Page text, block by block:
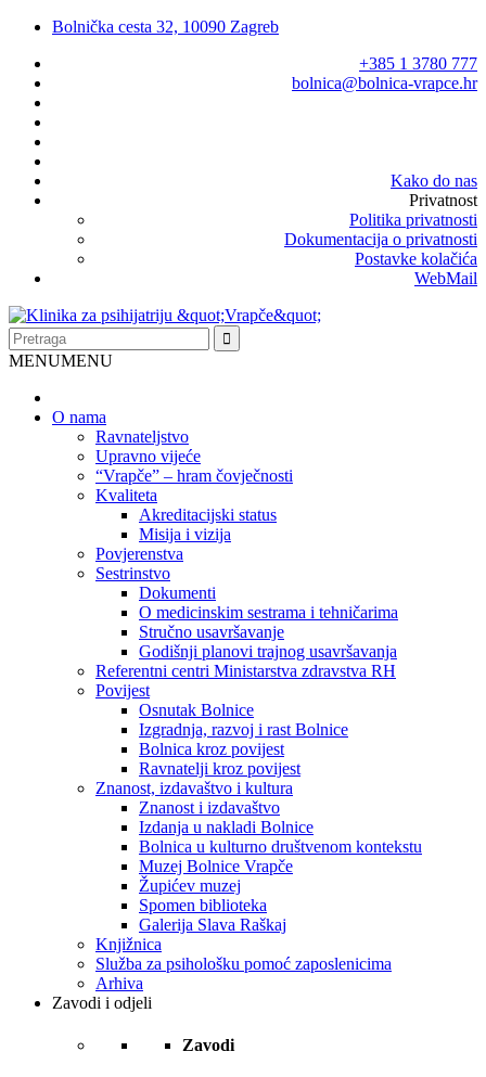
Bolnička cesta 32, 10090 Zagreb
+385 1 3780 777
bolnica@bolnica-vrapce.hr
Kako do nas
Privatnost
Politika privatnosti
Dokumentacija o privatnosti
Postavke kolačića
WebMail
MENUMENU
O nama
Ravnateljstvo
Upravno vijeće
“Vrapče” – hram čovječnosti
Kvaliteta
Akreditacijski status
Misija i vizija
Povjerenstva
Sestrinstvo
Dokumenti
O medicinskim sestrama i tehničarima
Stručno usavršavanje
Godišnji planovi trajnog usavršavanja
Referentni centri Ministarstva zdravstva RH
Povijest
Osnutak Bolnice
Izgradnja, razvoj i rast Bolnice
Bolnica kroz povijest
Ravnatelji kroz povijest
Znanost, izdavaštvo i kultura
Znanost i izdavaštvo
Izdanja u nakladi Bolnice
Bolnica u kulturno društvenom kontekstu
Muzej Bolnice Vrapče
Župićev muzej
Spomen biblioteka
Galerija Slava Raškaj
Knjižnica
Služba za psihološku pomoć zaposlenicima
Arhiva
Zavodi i odjeli
Zavodi